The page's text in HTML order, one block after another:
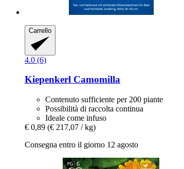
Carrello
4.0 (6)
Kiepenkerl Camomilla
Contenuto sufficiente per 200 piante
Possibilità di raccolta continua
Ideale come infuso
€ 0,89 (€ 217,07 / kg)
Consegna entro il giorno 12 agosto